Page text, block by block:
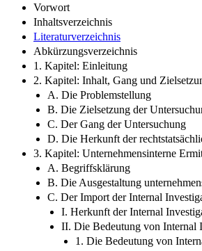
Vorwort
Inhaltsverzeichnis
Literaturverzeichnis
Abkürzungsverzeichnis
1. Kapitel: Einleitung
2. Kapitel: Inhalt, Gang und
A. Die Problemstellung
B. Die Zielsetzung der
C. Der Gang der Untersuchung
D. Die Herkunft der
3. Kapitel: Unternehmensinterne
A. Begriffsklärung
B. Die Ausgestaltung
C. Der Import der Internal
I. Herkunft der Internal
II. Die Bedeutung von Internal
1. Die Bedeutung von